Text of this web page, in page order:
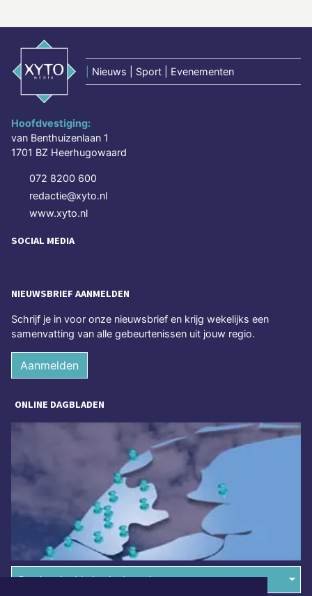
Nieuws | Sport | Evenementen
Hoofdvestiging:
van Benthuizenlaan 1
1701 BZ Heerhugowaard
072 8200 600
redactie@xyto.nl
www.xyto.nl
SOCIAL MEDIA
NIEUWSBRIEF AANMELDEN
Schrijf je in voor onze nieuwsbrief en krijg wekelijks een
samenvatting van alle gebeurtenissen uit jouw regio.
Aanmelden
ONLINE DAGBLADEN
Overige dagbladen in de regio